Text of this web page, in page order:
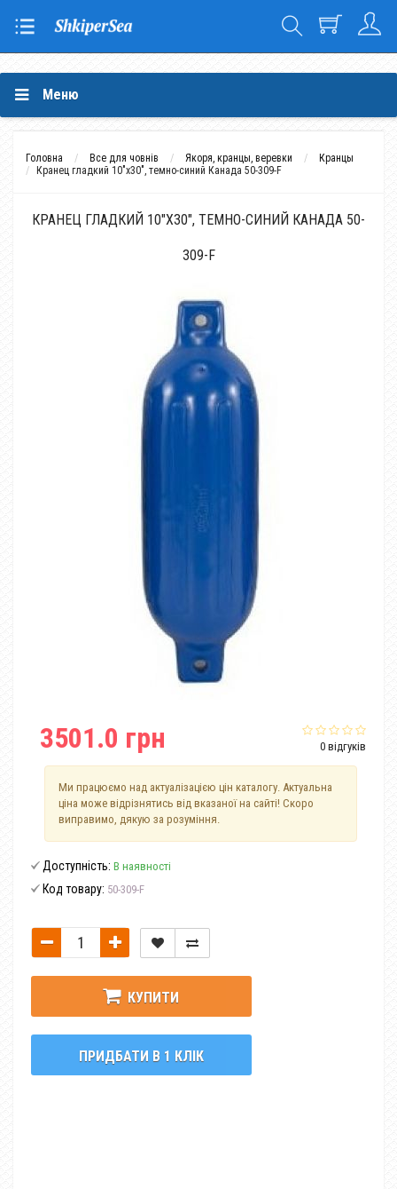
Меню
Головна Все для човнів Якоря, кранцы, веревки
Кранцы
Кранец гладкий 10"x30", темно-синий Канада 50-309-F
КРАНЕЦ ГЛАДКИЙ 10"X30", ТЕМНО-СИНИЙ КАНАДА 50-
309-F
0 відгуків
3501.0 грн
Ми працюємо над актуалізацією цін каталогу. Актуальна
ціна може відрізнятись від вказаної на сайті! Скоро
виправимо, дякую за розуміння.
Доступність: В наявності
Код товару: 50-309-F
КУПИТИ
ПРИДБАТИ В 1 КЛІК